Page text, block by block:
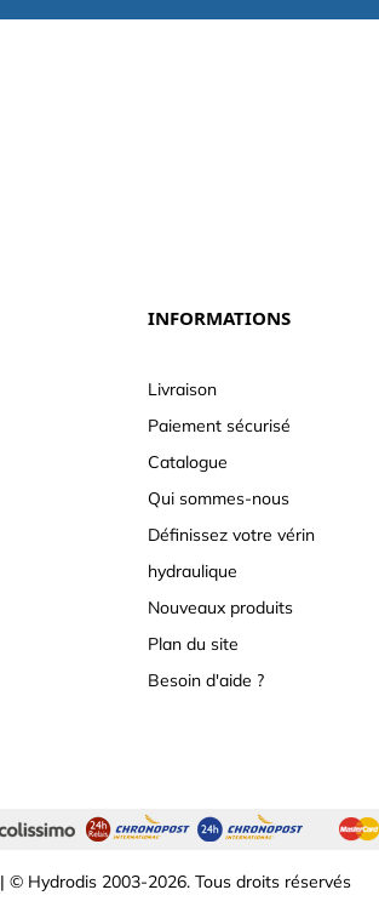
INFORMATIONS
Livraison
Paiement sécurisé
Catalogue
Qui sommes-nous
Définissez votre vérin
hydraulique
Nouveaux produits
Plan du site
Besoin d'aide ?
| © Hydrodis 2003-2026. Tous droits réservés